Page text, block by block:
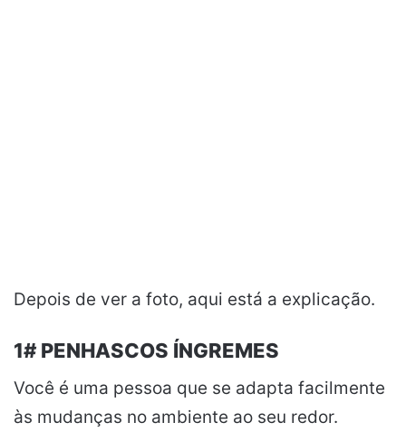
Depois de ver a foto, aqui está a explicação.
1# PENHASCOS ÍNGREMES
Você é uma pessoa que se adapta facilmente
às mudanças no ambiente ao seu redor.